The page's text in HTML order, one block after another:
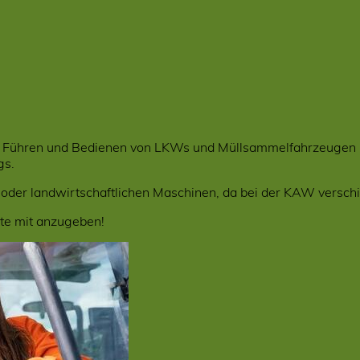
und Bedienen von LKWs und
landwirtschaftlichen Maschinen, da bei der KAW
mit anzugeben!